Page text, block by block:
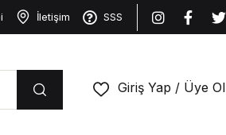
İletişim SSS
Giriş Yap / Üye Ol